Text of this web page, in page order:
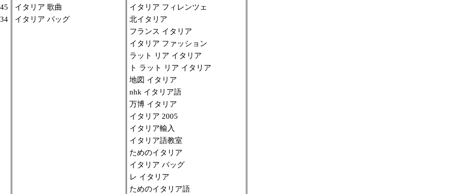
イタリア 歌曲
イタリア バッグ
イタリア フィレンツェ
北イタリア
フランス イタリア
イタリア ファッション
ラット リア イタリア
ト ラット リア イタリア
地図 イタリア
nhk イタリア語
万博 イタリア
イタリア 2005
イタリア輸入
イタリア語教室
ためのイタリア
イタリア バッグ
レ イタリア
ためのイタリア語